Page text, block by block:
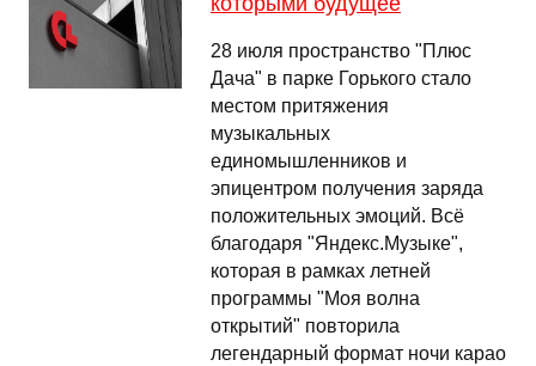
28 июля пространство "Плюс
Дача" в парке Горького стало
местом притяжения
музыкальных
единомышленников и
эпицентром получения заряда
положительных эмоций. Всё
благодаря "Яндекс.Музыке",
которая в рамках летней
программы "Моя волна
открытий" повторила
легендарный формат ночи карао